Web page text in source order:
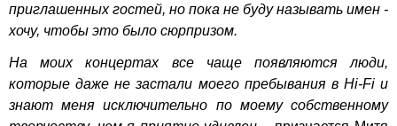
приглашенных гостей, но пока не буду называть имен -
хочу, чтобы это было сюрпризом.
На моих концертах все чаще появляются люди,
которые даже не застали моего пребывания в Hi-Fi и
знают меня исключительно по моему собственному